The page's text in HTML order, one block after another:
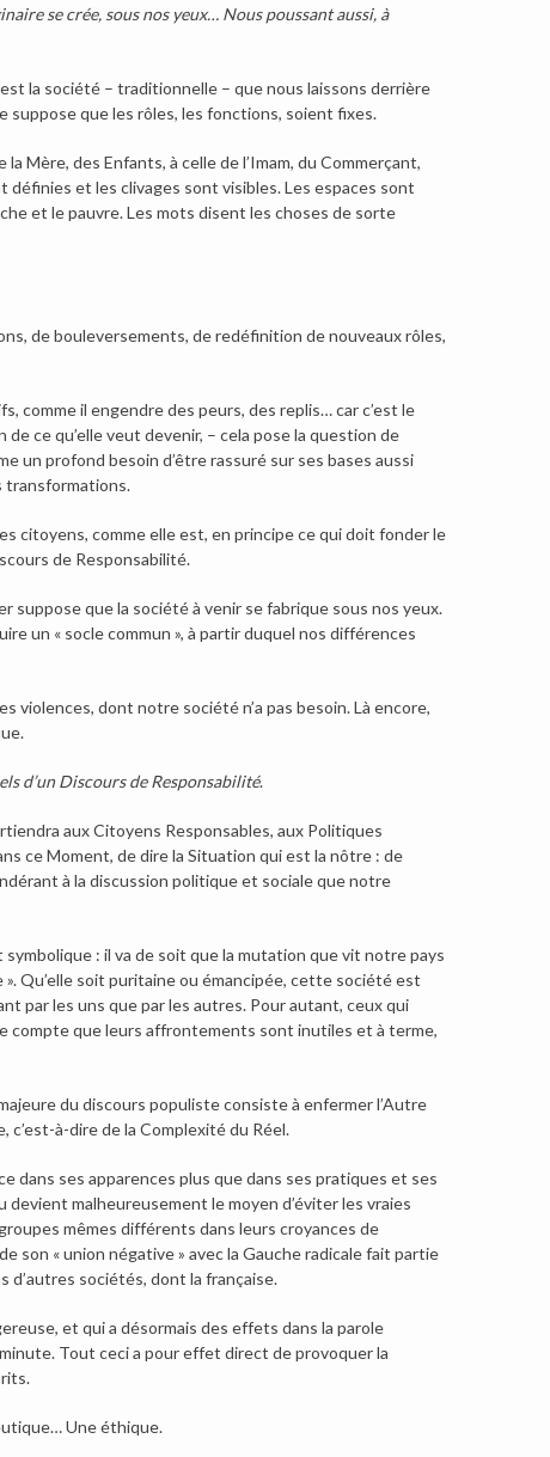
se crée, sous nos yeux… Nous poussant aussi, à
la société – traditionnelle – que nous laissons derrière
suppose que les rôles, les fonctions, soient fixes.
Mère, des Enfants, à celle de l’Imam, du Commerçant,
et les clivages sont visibles. Les espaces sont
et le pauvre. Les mots disent les choses de sorte
de bouleversements, de redéfinition de nouveaux rôles,
comme il engendre des peurs, des replis… car c’est le
ce qu’elle veut devenir, – cela pose la question de
un profond besoin d’être rassuré sur ses bases aussi
transformations.
citoyens, comme elle est, en principe ce qui doit fonder le
de Responsabilité.
suppose que la société à venir se fabrique sous nos yeux.
un « socle commun », à partir duquel nos différences
violences, dont notre société n’a pas besoin. Là encore,
d’un Discours de Responsabilité.
aux Citoyens Responsables, aux Politiques
ce Moment, de dire la Situation qui est la nôtre : de
à la discussion politique et sociale que notre
: il va de soit que la mutation que vit notre pays
Qu’elle soit puritaine ou émancipée, cette société est
par les uns que par les autres. Pour autant, ceux qui
compte que leurs affrontements sont inutiles et à terme,
du discours populiste consiste à enfermer l’Autre
à-dire de la Complexité du Réel.
dans ses apparences plus que dans ses pratiques et ses
malheureusement le moyen d’éviter les vraies
mêmes différents dans leurs croyances de
son « union négative » avec la Gauche radicale fait partie
d’autres sociétés, dont la française.
et qui a désormais des effets dans la parole
Tout ceci a pour effet direct de provoquer la
Une éthique.